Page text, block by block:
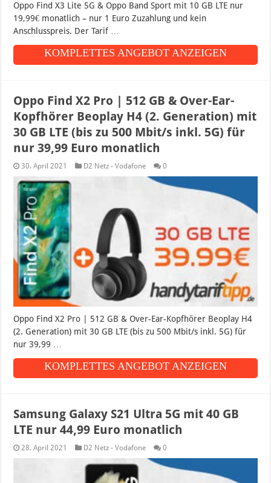
Oppo Find X3 Lite 5G & Oppo Band Sport mit 10 GB LTE nur
19,99€ monatlich – nur 1 Euro Zuzahlung und kein
Anschlusspreis. Der Tarif …
KOMPLETTES ANGEBOT ANZEIGEN
Oppo Find X2 Pro | 512 GB & Over-Ear-
Kopfhörer Beoplay H4 (2. Generation) mit
30 GB LTE (bis zu 500 Mbit/s inkl. 5G) für
nur 39,99 Euro monatlich
30. April 2021 D2 Netz - Vodafone 0
Oppo Find X2 Pro | 512 GB & Over-Ear-Kopfhörer Beoplay H4
(2. Generation) mit 30 GB LTE (bis zu 500 Mbit/s inkl. 5G) für
nur 39,99 …
KOMPLETTES ANGEBOT ANZEIGEN
Samsung Galaxy S21 Ultra 5G mit 40 GB
LTE nur 44,99 Euro monatlich
28. April 2021 D2 Netz - Vodafone 0